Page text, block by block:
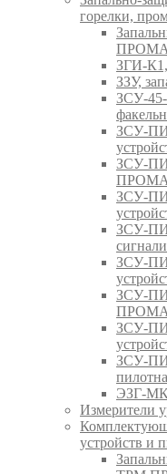
горелки,
ПРОМА
ЗГИ-
ЗЗУ,
ЗСУ-
ЗСУ-
ЗСУ-ПИ-
ПРОМА
ЗСУ-
ЗСУ-
ЗСУ-
ЗСУ-ПИ-
ПРОМА
ЗСУ-
ЗСУ-
ЭЗГ-
Измерители
устройств и